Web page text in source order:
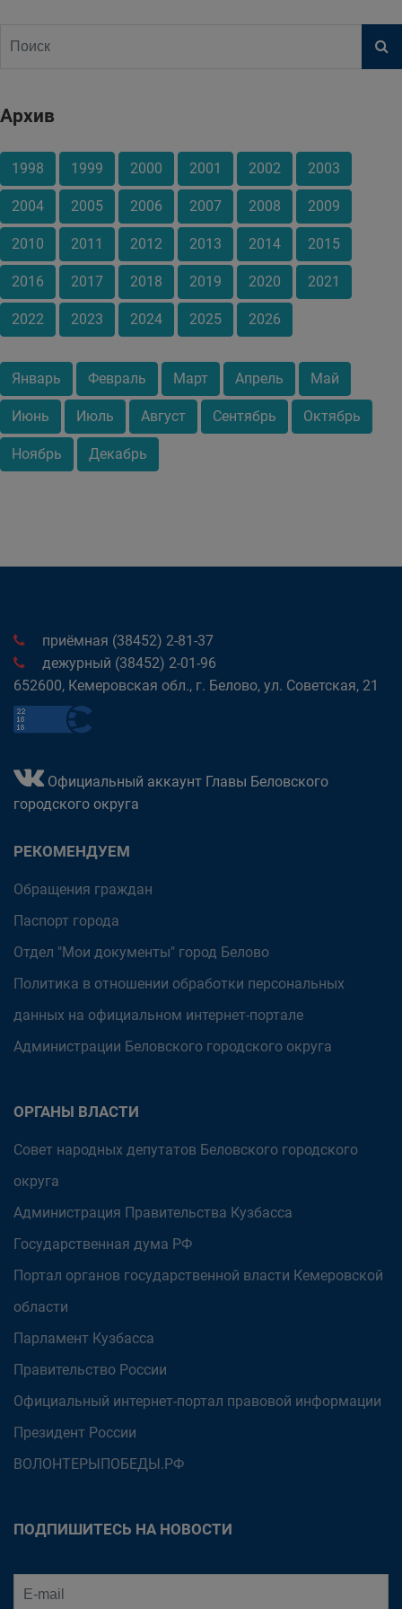
Архив
1998 1999 2000 2001 2002 2003
2004 2005 2006 2007 2008 2009
2010 2011 2012 2013 2014 2015
2016 2017 2018 2019 2020 2021
2022 2023 2024 2025 2026
Январь Февраль Март Апрель Май
Июнь Июль Август Сентябрь Октябрь
Ноябрь Декабрь
приёмная (38452) 2-81-37
дежурный (38452) 2-01-96
652600, Кемеровская обл., г. Белово, ул. Советская, 21
Официальный аккаунт Главы Беловского
городского округа
РЕКОМЕНДУЕМ
Обращения граждан
Паспорт города
Отдел "Мои документы" город Белово
Политика в отношении обработки персональных
данных на официальном интернет-портале
Администрации Беловского городского округа
ОРГАНЫ ВЛАСТИ
Совет народных депутатов Беловского городского
округа
Администрация Правительства Кузбасса
Государственная дума РФ
Портал органов государственной власти Кемеровской
области
Парламент Кузбасса
Правительство России
Официальный интернет-портал правовой информации
Президент России
ВОЛОНТЕРЫПОБЕДЫ.РФ
ПОДПИШИТЕСЬ НА НОВОСТИ